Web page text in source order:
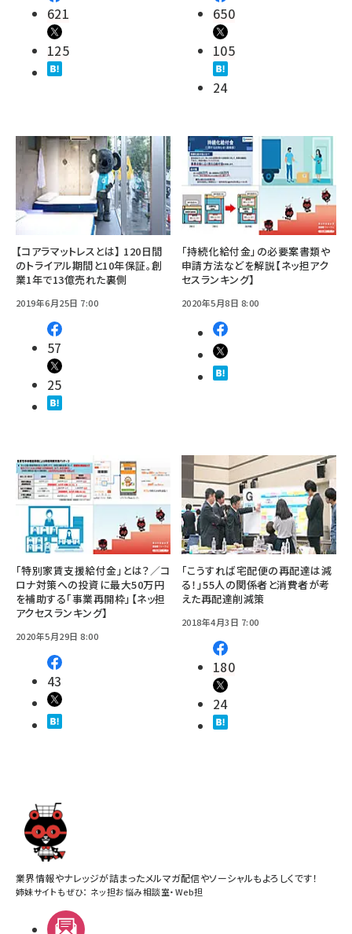
621
125
650
105
24
【コアラマットレスとは】 120日間
のトライアル期間と10年保証。創
業1年で13億売れた裏側
2019年6月25日 7:00
57
25
「持続化給付金」の必要案書類や
申請方法などを解説【ネッ担アク
セスランキング】
2020年5月8日 8:00
「特別家賃支援給付金」とは？／コ
ロナ対策への投資に最大50万円
を補助する「事業再開枠」【ネッ担
アクセスランキング】
2020年5月29日 8:00
43
「こうすれば宅配便の再配達は減
る！」55人の関係者と消費者が考
えた再配達削減策
2018年4月3日 7:00
180
24
業界情報やナレッジが詰まったメルマガ配信やソーシャルもよろしくです！
姉妹サイトもぜひ： ネッ担お悩み相談室・Web担